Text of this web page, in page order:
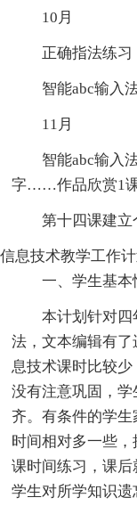
10月
正确指法练习
智能abc输入
11月
智能abc输入
字……作品欣赏1
第十四课建
信息技术教学工作
一、学生基本
本计划针对
法，文本编辑有
息技术课时比较
没有注意巩固，
齐。有条件的学
时间相对多一些
课时间练习，课
学生对所学知识